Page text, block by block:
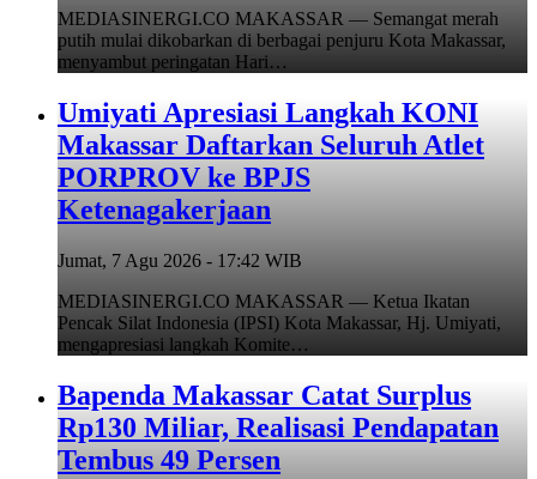
MEDIASINERGI.CO MAKASSAR — Semangat merah
putih mulai dikobarkan di berbagai penjuru Kota Makassar,
menyambut peringatan Hari…
Umiyati Apresiasi Langkah KONI
Makassar Daftarkan Seluruh Atlet
PORPROV ke BPJS
Ketenagakerjaan
Jumat, 7 Agu 2026 - 17:42 WIB
MEDIASINERGI.CO MAKASSAR — Ketua Ikatan
Pencak Silat Indonesia (IPSI) Kota Makassar, Hj. Umiyati,
mengapresiasi langkah Komite…
Bapenda Makassar Catat Surplus
Rp130 Miliar, Realisasi Pendapatan
Tembus 49 Persen